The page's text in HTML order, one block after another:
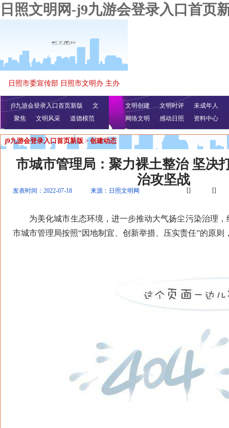
日照文明网-j9九游会登录入口首页
日照市委宣传部 日照市文明办 主办
j9九游会登录入口首页新版
文
明播报
公益视频
聚焦 文明风采 道德模范
文明创建 文明时评
未成年人
网络文明
感动日照 资料中心
j9九游会登录入口首页新版 > 创建动态
市城市管理局：聚力裸土整治 坚决
治攻坚战
发表时间：2022-07-18 来源：日照文明网 [] []
为美化城市生态环境，进一步推动大气扬尘污染治理，
市城市管理局按照“因地制宜、创新举措、压实责任”的原